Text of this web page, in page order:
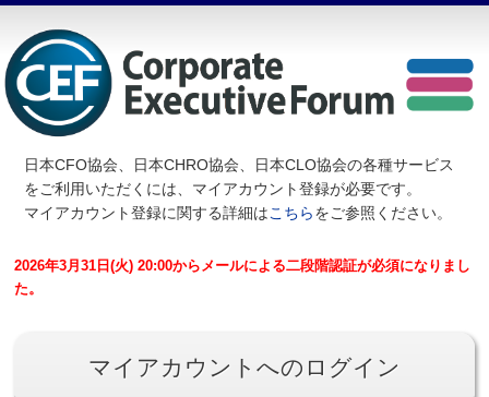
日本CFO協会、日本CHRO協会、日本CLO協会の各種サービス
をご利用いただくには、マイアカウント登録が必要です。
マイアカウント登録に関する詳細はこちらをご参照ください。
2026年3月31日(火) 20:00からメールによる二段階認証が必須になりまし
た。
マイアカウントへのログイン